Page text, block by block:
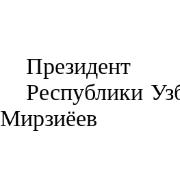
Президент
Мирзиёев